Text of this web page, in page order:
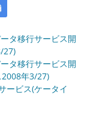
タ移行サービス開
27)
タ移行サービス開
2008年3/27)
ービス(ケータイ